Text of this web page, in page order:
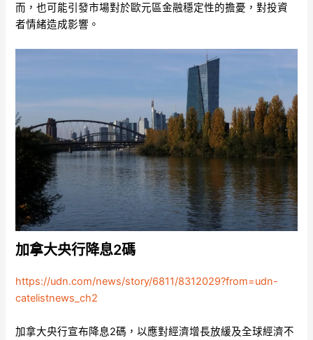
而，也可能引發市場對於歐元區金融穩定性的擔憂，對投資
者情緒造成影響。
加拿大央行降息2碼
https://udn.com/news/story/6811/8312029?from=udn-
catelistnews_ch2
加拿大央行宣布降息2碼，以應對經濟增長放緩及全球經濟不